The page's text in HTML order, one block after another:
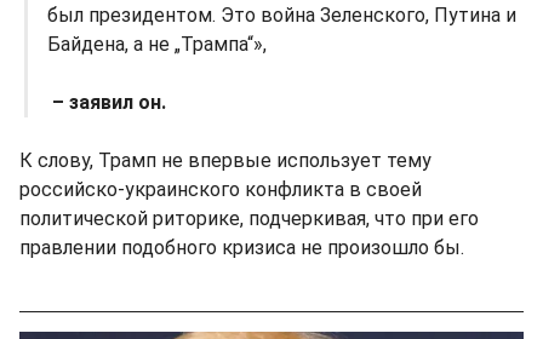
был президентом. Это война Зеленского, Путина и
Байдена, а не „Трампа“»,
– заявил он.
К слову, Трамп не впервые использует тему
российско-украинского конфликта в своей
политической риторике, подчеркивая, что при его
правлении подобного кризиса не произошло бы.